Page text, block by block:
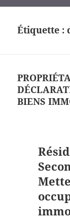
Étiquette :
BIENS